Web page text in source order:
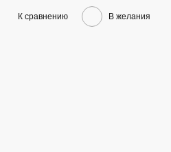
К сравнению В желания